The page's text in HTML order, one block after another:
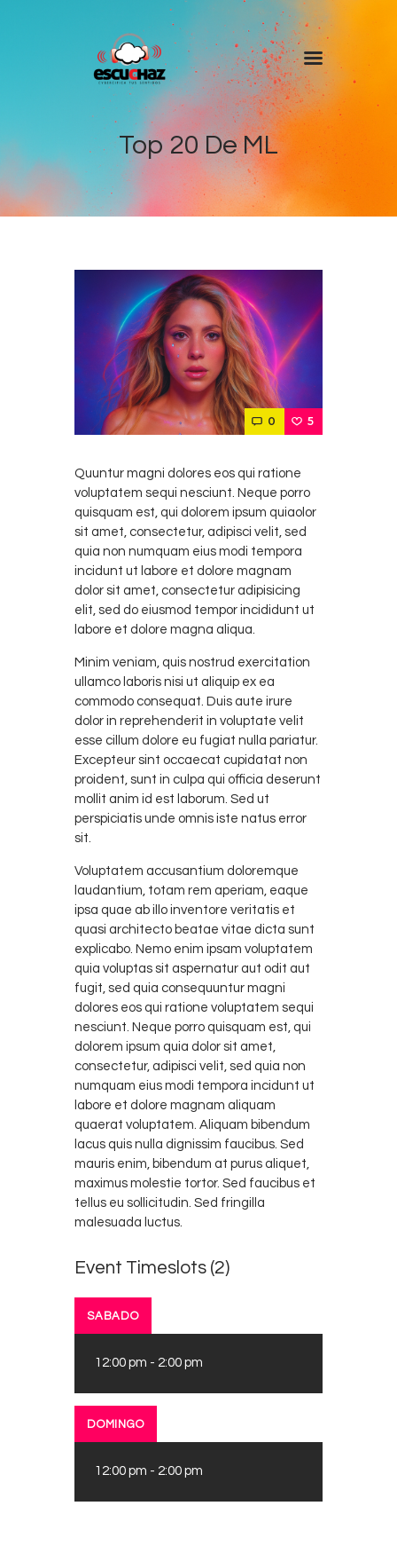
Top 20 De ML
Inicio
Programas
DJ’s
Colaboradores
Contacto
0 5
Quuntur magni dolores eos qui ratione
voluptatem sequi nesciunt. Neque porro
quisquam est, qui dolorem ipsum quiaolor
sit amet, consectetur, adipisci velit, sed
quia non numquam eius modi tempora
incidunt ut labore et dolore magnam
dolor sit amet, consectetur adipisicing
elit, sed do eiusmod tempor incididunt ut
labore et dolore magna aliqua.
Minim veniam, quis nostrud exercitation
ullamco laboris nisi ut aliquip ex ea
commodo consequat. Duis aute irure
dolor in reprehenderit in voluptate velit
esse cillum dolore eu fugiat nulla pariatur.
Excepteur sint occaecat cupidatat non
proident, sunt in culpa qui officia deserunt
mollit anim id est laborum. Sed ut
perspiciatis unde omnis iste natus error
sit.
Voluptatem accusantium doloremque
laudantium, totam rem aperiam, eaque
ipsa quae ab illo inventore veritatis et
quasi architecto beatae vitae dicta sunt
explicabo. Nemo enim ipsam voluptatem
quia voluptas sit aspernatur aut odit aut
fugit, sed quia consequuntur magni
dolores eos qui ratione voluptatem sequi
nesciunt. Neque porro quisquam est, qui
dolorem ipsum quia dolor sit amet,
consectetur, adipisci velit, sed quia non
numquam eius modi tempora incidunt ut
labore et dolore magnam aliquam
quaerat voluptatem. Aliquam bibendum
lacus quis nulla dignissim faucibus. Sed
mauris enim, bibendum at purus aliquet,
maximus molestie tortor. Sed faucibus et
tellus eu sollicitudin. Sed fringilla
malesuada luctus.
Event Timeslots (2)
SABADO
12:00 pm - 2:00 pm
DOMINGO
12:00 pm - 2:00 pm